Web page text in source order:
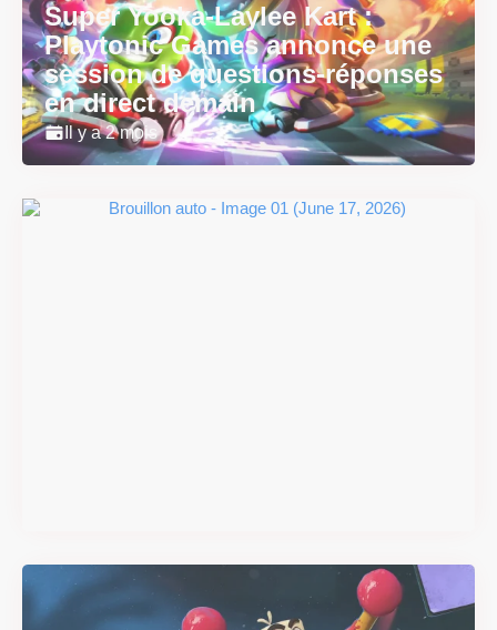
Super Yooka-Laylee Kart :
Playtonic Games annonce une
session de questions-réponses
en direct demain
Il y a 2 mois